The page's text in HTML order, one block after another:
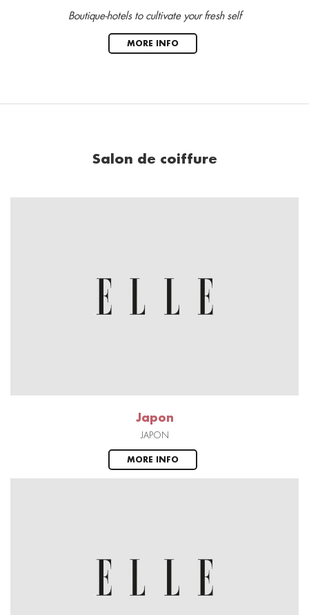
Boutique-hotels to cultivate your fresh self
MORE INFO
Salon de coiffure
Japon
JAPON
MORE INFO